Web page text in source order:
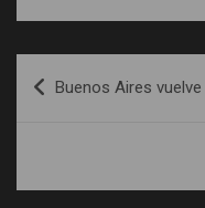
Navegación
de
Buenos Aires